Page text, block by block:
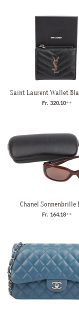
Saint Laurent Wallet
Fr. 320.10**
Chanel Sonnenbrille
Fr. 164.18**